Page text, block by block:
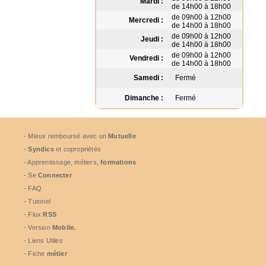
de 14h00 à 18h00
Mercredi :
de 09h00 à 12h00
de 14h00 à 18h00
Jeudi :
de 09h00 à 12h00
de 14h00 à 18h00
Vendredi :
de 09h00 à 12h00
de 14h00 à 18h00
Samedi :
Fermé
Dimanche : Fermé
- Mieux remboursé avec unMutuelle
-Syndicset copropriétés
- Apprentissage, métiers,formations
- Se Connecter
- FAQ
- Tutoriel
- FluxRSS
- Version Mobile.
- Liens Utiles
- Fiche métier